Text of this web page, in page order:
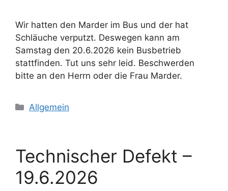
Wir hatten den Marder im Bus und der hat
Schläuche verputzt. Deswegen kann am
Samstag den 20.6.2026 kein Busbetrieb
stattfinden. Tut uns sehr leid. Beschwerden
bitte an den Herrn oder die Frau Marder.
Kategorien
Allgemein
Technischer Defekt –
19.6.2026